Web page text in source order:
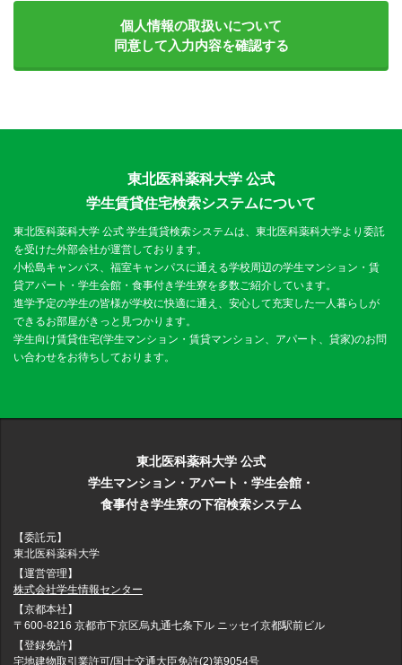
個人情報の取扱いについて
同意して入力内容を確認する
東北医科薬科大学 公式
学生賃貸住宅検索システムについて
東北医科薬科大学 公式 学生賃貸検索システムは、東北医科薬科大学より委託
を受けた外部会社が運営しております。
小松島キャンパス、福室キャンパスに通える学校周辺の学生マンション・賃
貸アパート・学生会館・食事付き学生寮を多数ご紹介しています。
進学予定の学生の皆様が学校に快適に通え、安心して充実した一人暮らしが
できるお部屋がきっと見つかります。
学生向け賃貸住宅(学生マンション・賃貸マンション、アパート、貸家)のお問
い合わせをお待ちしております。
東北医科薬科大学 公式
学生マンション・アパート・学生会館・
食事付き学生寮の下宿検索システム
【委託元】
東北医科薬科大学
【運営管理】
株式会社学生情報センター
【京都本社】
〒600-8216 京都市下京区烏丸通七条下ル ニッセイ京都駅前ビル
【登録免許】
宅地建物取引業許可/国士交通大臣免許(2)第9054号